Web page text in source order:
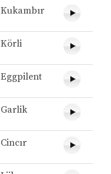
Kukambır
Körli
Eggpilent
Garlik
Cincır